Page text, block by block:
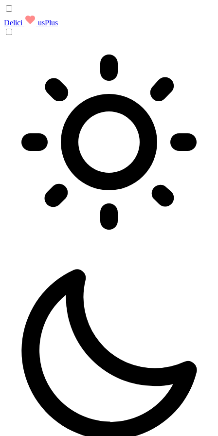
Delici usPlus